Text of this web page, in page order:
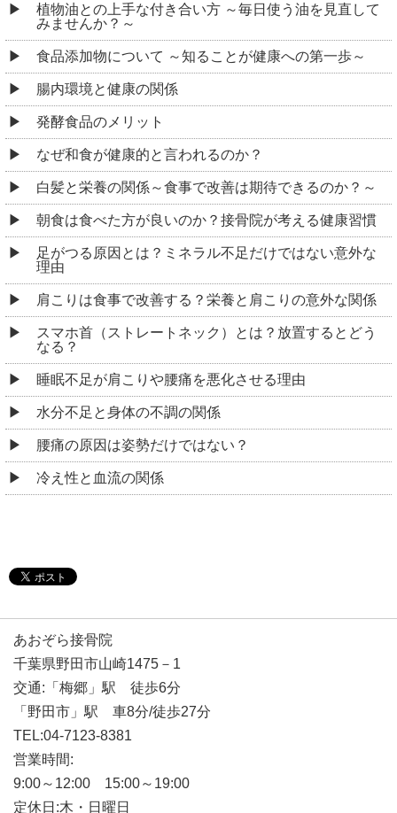
植物油との上手な付き合い方 ～毎日使う油を見直して
みませんか？～
食品添加物について ～知ることが健康への第一歩～
腸内環境と健康の関係
発酵食品のメリット
なぜ和食が健康的と言われるのか？
白髪と栄養の関係～食事で改善は期待できるのか？～
朝食は食べた方が良いのか？接骨院が考える健康習慣
足がつる原因とは？ミネラル不足だけではない意外な
理由
肩こりは食事で改善する？栄養と肩こりの意外な関係
スマホ首（ストレートネック）とは？放置するとどう
なる？
睡眠不足が肩こりや腰痛を悪化させる理由
水分不足と身体の不調の関係
腰痛の原因は姿勢だけではない？
冷え性と血流の関係
あおぞら接骨院
千葉県野田市山崎1475－1
交通:「梅郷」駅 徒歩6分
「野田市」駅 車8分/徒歩27分
TEL:04-7123-8381
営業時間:
9:00～12:00 15:00～19:00
定休日:木・日曜日